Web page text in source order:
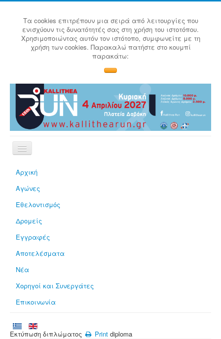
Τα cookies επιτρέπουν μια σειρά από λειτουργίες που
ενισχύουν τις δυνατότητές σας στη χρήση του ιστοτόπου.
Χρησιμοποιώντας αυτόν τον ιστότοπο, συμφωνείτε με τη
χρήση των cookies. Παρακαλώ πατήστε στο κουμπί
παρακάτω:
Αρχική
Αγώνες
Εθελοντισμός
Δρομείς
Εγγραφές
Αποτελέσματα
Νέα
Χορηγοί και Συνεργάτες
Επικοινωνία
Εκτύπωση διπλώματος Print diploma